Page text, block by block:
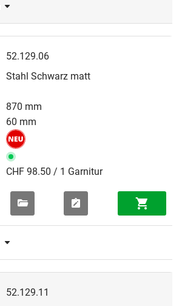
52.129.06
Stahl Schwarz matt
870 mm
60 mm
CHF 98.50 / 1 Garnitur
52.129.11